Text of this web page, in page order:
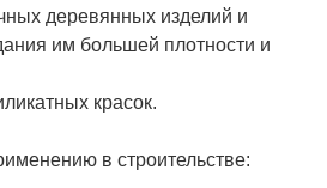
деревянных изделий и
им большей плотности и
красок.
в строительстве: